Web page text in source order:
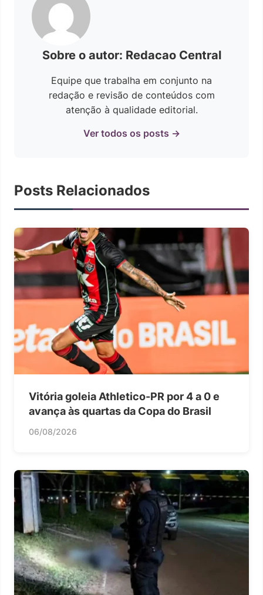
Sobre o autor: Redacao Central
Equipe que trabalha em conjunto na
redação e revisão de conteúdos com
atenção à qualidade editorial.
Ver todos os posts →
Posts Relacionados
Vitória goleia Athletico-PR por 4 a 0 e
avança às quartas da Copa do Brasil
06/08/2026